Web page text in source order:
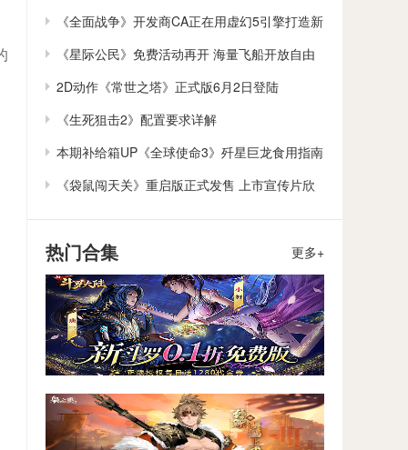
Switch
《全面战争》开发商CA正在用虚幻5引擎打造新
作
《星际公民》免费活动再开 海量飞船开放自由
体验
2D动作《常世之塔》正式版6月2日登陆
Steam/Switch
《生死狙击2》配置要求详解
本期补给箱UP《全球使命3》歼星巨龙食用指南
《袋鼠闯天关》重启版正式发售 上市宣传片欣
赏
热门合集 更多+